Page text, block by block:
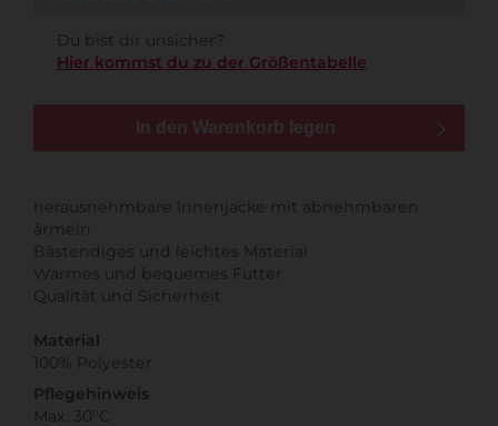
Du bist dir unsicher?
Hier kommst du zu der Größentabelle
In den Warenkorb legen
herausnehmbare Innenjacke mit abnehmbaren
ärmeln
Bästendiges und leichtes Material
Warmes und bequemes Futter
Qualität und Sicherheit
Material
100% Polyester
Pflegehinweis
Max. 30°C